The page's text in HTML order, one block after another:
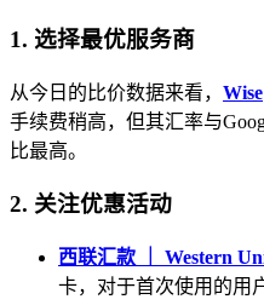
1. 选择最优服务商
从今日的比价数据来看， Wise
手续费稍高，但其汇率与
比最高。
2. 关注优惠活动
西联汇款 ｜ Western
卡，对于首次使用的用